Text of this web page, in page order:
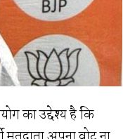
का उद्देश्य है कि